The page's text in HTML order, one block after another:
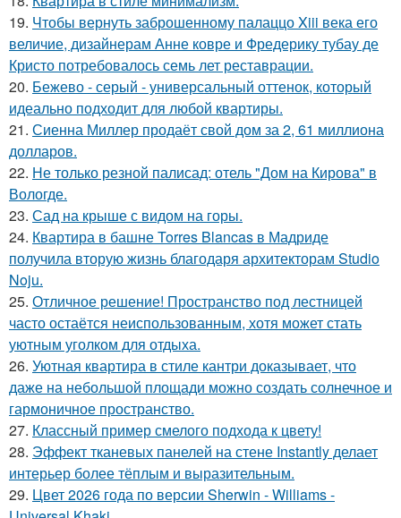
19. Чтобы вернуть заброшенному палаццо Xiii века его
величие, дизайнерам Анне ковре и Фредерику тубау де
Кристо потребовалось семь лет реставрации.
20. Бежево - серый - универсальный оттенок, который
идеально подходит для любой квартиры.
21. Сиенна Миллер продаёт свой дом за 2, 61 миллиона
долларов.
22. Не только резной палисад: отель "Дом на Кирова" в
Вологде.
23. Сад на крыше с видом на горы.
24. Квартира в башне Torres Blancas в Мадриде
получила вторую жизнь благодаря архитекторам Studio
Noju.
25. Отличное решение! Пространство под лестницей
часто остаётся неиспользованным, хотя может стать
уютным уголком для отдыха.
26. Уютная квартира в стиле кантри доказывает, что
даже на небольшой площади можно создать солнечное и
гармоничное пространство.
27. Классный пример смелого подхода к цвету!
28. Эффект тканевых панелей на стене Instantly делает
интерьер более тёплым и выразительным.
29. Цвет 2026 года по версии Sherwin - Williams -